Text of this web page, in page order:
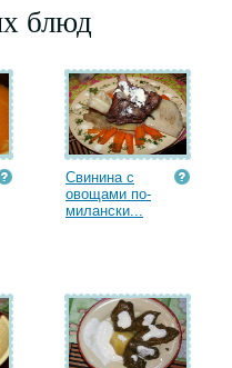
блюд
Свинина с
овощами по-
милански...